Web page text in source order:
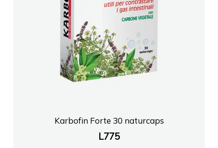
Karbofin Forte 30 naturcaps
L775